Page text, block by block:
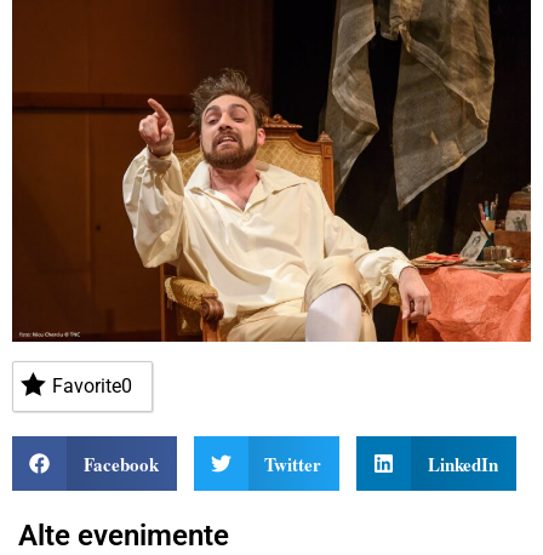
Favorite0
Facebook Twitter LinkedIn
Alte evenimente